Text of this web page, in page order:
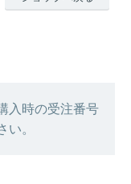
入時の受注番号
い。